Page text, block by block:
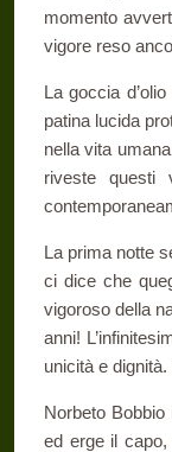
momento
vigore reso
La goccia
patina lucida
nella vita
riveste questi
La prima notte
ci dice che
vigoroso della
anni!
unicità e
Norbeto Bobbio
ed erge il